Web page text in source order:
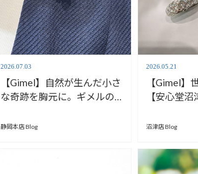
2026.07.03
【Gimel】自然が生んだ小さ
な奇跡を胸元に。ギメルの
心堂静岡本店】
静岡本店 Blog
2026.05.21
【Gimel】
【安心堂沼
沼津店 Blog